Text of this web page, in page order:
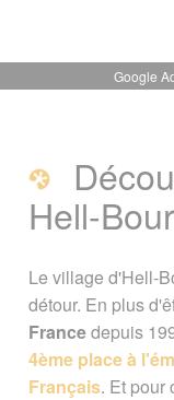
Hell-Bourg
Que voir
Les
Google
Hell-
Le village d'Hell-
détour. En plus
Francedepuis
4ème place à
Français. Et pour